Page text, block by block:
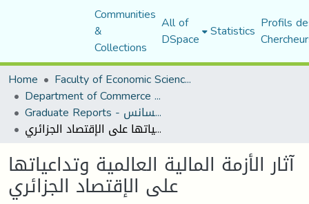
Communities
&
Collections
All of
DSpace Statistics Profils
Home
Faculty of Economic Sciences, Commerce and Management Sciences
Department of Commerce Science
Graduate Reports - تقارير الليسانس
آثار الأزمة المالية العالمية وتداعياتها على الإقتصاد الجزائري
آثار الأزمة المالية العالمية وتداعياتها
على الإقتصاد الجزائري